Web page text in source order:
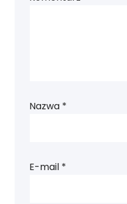
Nazwa *
E-mail *